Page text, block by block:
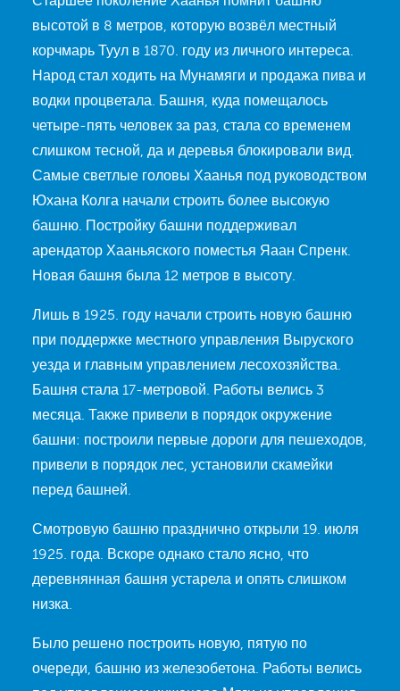
высотой в 8 метров, которую возвёл местный
корчмарь Туул в 1870. году из личного интереса.
Народ стал ходить на Мунамяги и продажа пива и
водки процветала. Башня, куда помещалось
четыре-пять человек за раз, стала со временем
слишком тесной, да и деревья блокировали вид.
Самые светлые головы Хаанья под руководством
Юхана Колга начали строить более высокую
башню. Постройку башни поддерживал
арендатор Хааньяского поместья Яаан Спренк.
Новая башня была 12 метров в высоту.
Лишь в 1925. году начали строить новую башню
при поддержке местного управления Выруского
уезда и главным управлением лесохозяйства.
Башня стала 17-метровой. Работы велись 3
месяца. Также привели в порядок окружение
башни: построили первые дороги для пешеходов,
привели в порядок лес, установили скамейки
перед башней.
Смотровую башню празднично открыли 19. июля
1925. года. Вскоре однако стало ясно, что
деревнянная башня устарела и опять слишком
низка.
Было решено построить новую, пятую по
очереди, башню из железобетона. Работы велись